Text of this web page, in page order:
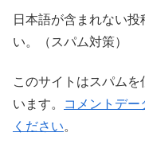
日本語が含まれない
い。（スパム対策）
このサイトはスパム
います。
コメントデー
ください。